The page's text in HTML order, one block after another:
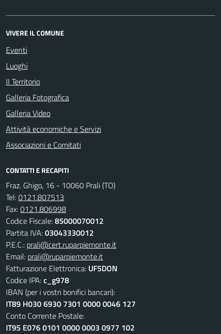
VIVERE IL COMUNE
Eventi
Luoghi
Il Territorio
Galleria Fotografica
Galleria Video
Attività economiche e Servizi
Associazioni e Comitati
CONTATTI E RECAPITI
Fraz. Ghigo, 16 - 10060 Prali (TO)
Tel:0121.807513
Fax:0121.806998
Codice Fiscale:85000070012
Partita IVA:03043330012
P.E.C.: prali@cert.ruparpiemonte.it
Email: prali@ruparpiemonte.it
Fatturazione Elettronica: UF5DON
Codice IPA:c_g978
IBAN (per i vostri bonifici bancari):
IT89 H030 6930 7301 0000 0046 127
Conto Corrente Postale:
IT95 E076 0101 0000 0003 0977 102